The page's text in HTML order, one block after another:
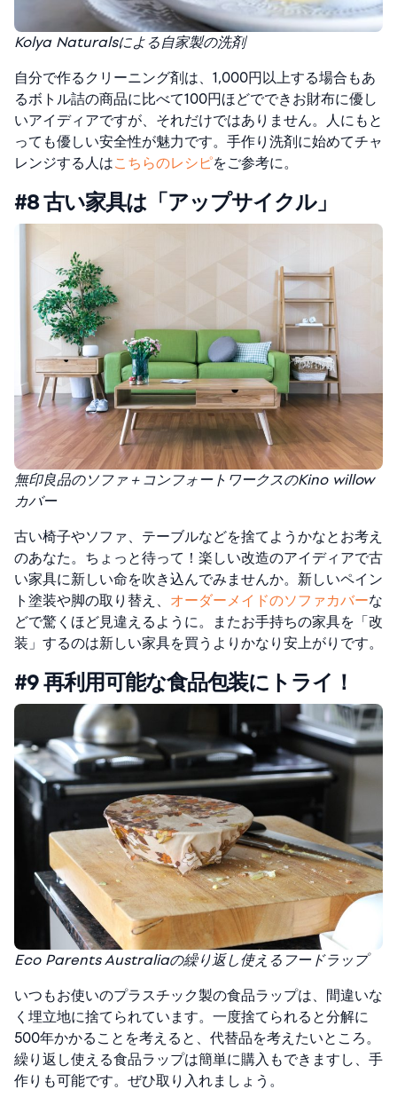
Kolya Naturalsによる自家製の洗剤
自分で作るクリーニング剤は、1,000円以上する場合もあ
るボトル詰の商品に比べて100円ほどでできお財布に優し
いアイディアですが、それだけではありません。人にもと
っても優しい安全性が魅力です。手作り洗剤に始めてチャ
レンジする人はこちらのレシピをご参考に。
#8 古い家具は「アップサイクル」
無印良品のソファ＋コンフォートワークスのKino willow
カバー
古い椅子やソファ、テーブルなどを捨てようかなとお考え
のあなた。ちょっと待って！楽しい改造のアイディアで古
い家具に新しい命を吹き込んでみませんか。新しいペイン
ト塗装や脚の取り替え、 オーダーメイドのソファカバーな
どで驚くほど見違えるように。またお手持ちの家具を「改
装」するのは新しい家具を買うよりかなり安上がりです。
#9 再利用可能な食品包装にトライ！
Eco Parents Australiaの繰り返し使えるフードラップ
いつもお使いのプラスチック製の食品ラップは、間違いな
く埋立地に捨てられています。一度捨てられると分解に
500年かかることを考えると、代替品を考えたいところ。
繰り返し使える食品ラップは簡単に購入もできますし、手
作りも可能です。ぜひ取り入れましょう。